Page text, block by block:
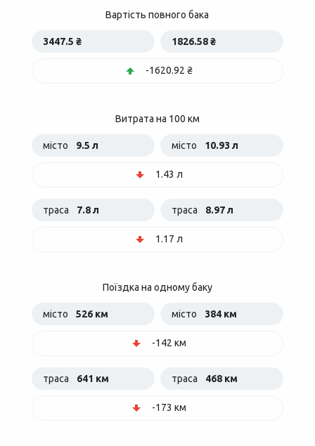
Вартість повного бака
3447.5 ₴ 1826.58 ₴
-1620.92 ₴
Витрата на 100 км
місто 9.5 л місто 10.93 л
1.43 л
траса 7.8 л траса 8.97 л
1.17 л
Поїздка на одному баку
місто 526 км місто 384 км
-142 км
траса 641 км траса 468 км
-173 км